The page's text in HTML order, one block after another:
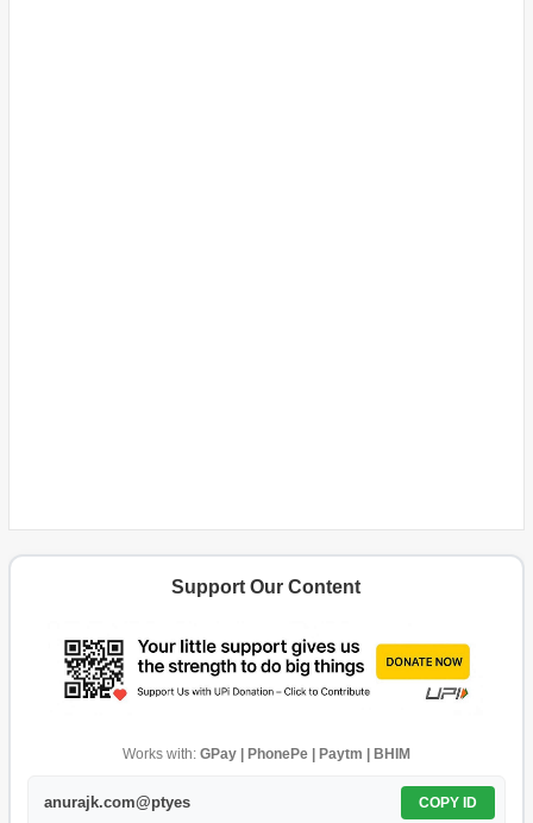
Support Our Content
Works with: GPay | PhonePe | Paytm | BHIM
anurajk.com@ptyes COPY ID